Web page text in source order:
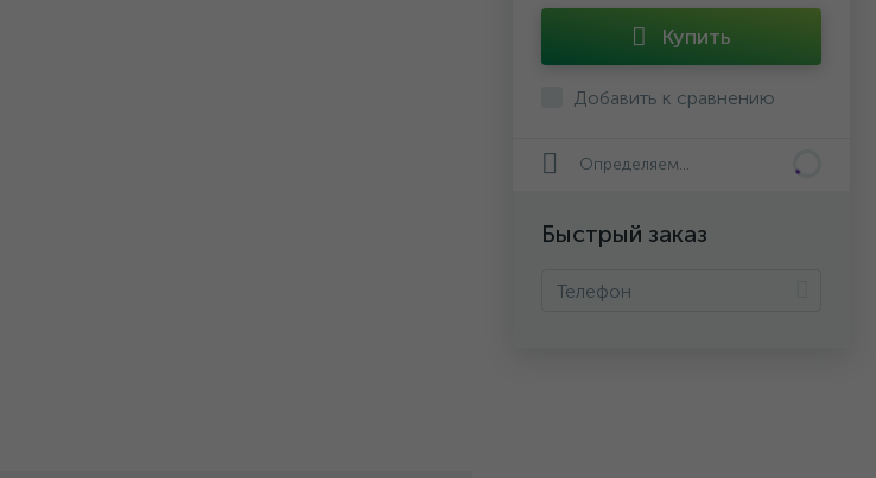
Купить
Добавить к сравнению
Определяем...
Быстрый заказ